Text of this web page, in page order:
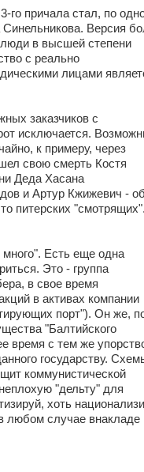
го причала стал, по
Синельникова. Версия
в высшей степени
с реально
лицами
заказчиков с
исключается.
к примеру, через
свою смерть Костя
Деда Хасана
и Артур Кжижевич -
питерских
много". Есть еще одна
Это - группа
в свое время
в активах компании
порт"). Он же,
"Балтийского
время с тем же
государству.
коммунистической
"дельту" для
хоть
любом случае внакладе